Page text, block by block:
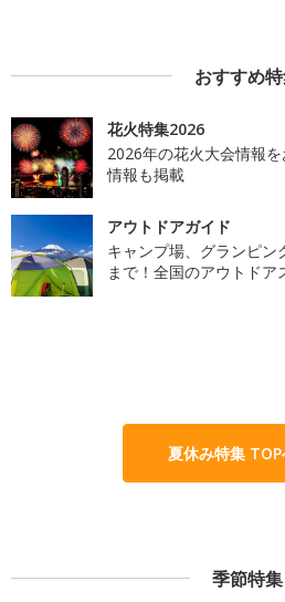
おすすめ
花火特集2026
2026年の花火大会情報
情報も掲載
アウトドアガイド
キャンプ場、グランピン
まで！全国のアウトドア
夏休み特集
季節特集